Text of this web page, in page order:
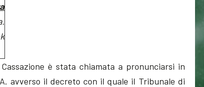
è stata chiamata a pronunciarsi in
avverso il decreto con il quale il Tribunale di